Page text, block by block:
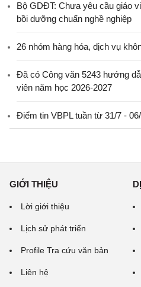
Bộ GDĐT: Chưa yêu cầu giáo
bồi dưỡng chuẩn nghề nghiệp
26 nhóm hàng hóa, dịch vụ
Đã có Công văn 5243 hướng
viên năm học 2026-2027
Điểm tin VBPL tuần từ 31/7 -
GIỚI THIỆU
Lời giới thiệu
Lịch sử phát triển
Profile Tra cứu văn bản
Liên hệ